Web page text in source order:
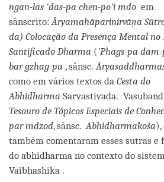
ngan-las 'das-pa chen-po'i mdo em
sânscrito: Āryamahāparinirvāṇa
da) Colocação da Presença Mental no
Santificado Dharma ( 'Phags-pa
bar gzhag-pa , sânsc.
como em vários textos da Cesta do
Abhidharma Sarvastivada.
Tesouro de Tópicos Especiais de
par mdzod, sânsc. Abhidharmakośa),
também comentaram esses sutras e
do abhidharma no contexto do
Vaibhashika .